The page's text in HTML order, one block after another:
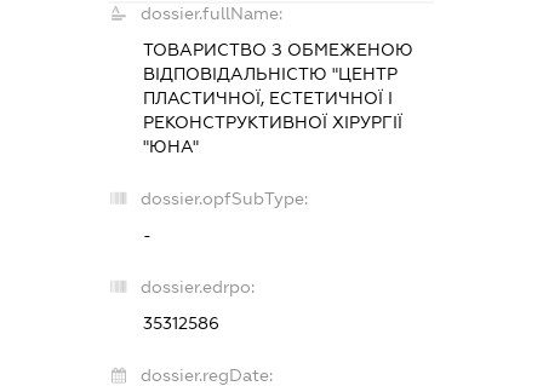
dossier.fullName:
ТОВАРИСТВО З ОБМЕЖЕНОЮ
ВІДПОВІДАЛЬНІСТЮ "ЦЕНТР
ПЛАСТИЧНОЇ, ЕСТЕТИЧНОЇ І
РЕКОНСТРУКТИВНОЇ ХІРУРГІЇ
"ЮНА"
dossier.opfSubType:
-
dossier.edrpo:
35312586
dossier.regDate: